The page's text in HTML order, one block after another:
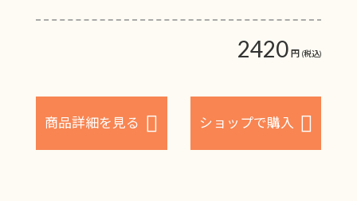
2420円 (税込)
商品詳細を見る ショップで購入